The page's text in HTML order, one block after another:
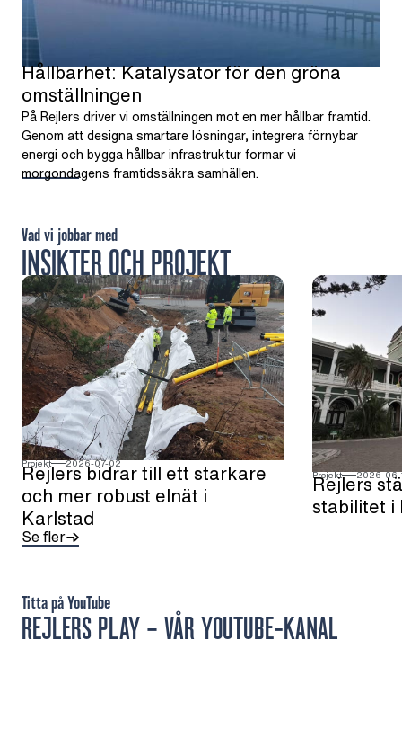
Hållbarhet: Katalysator för den gröna
omställningen
På Rejlers driver vi omställningen mot en mer hållbar framtid.
Genom att designa smartare lösningar, integrera förnybar
energi och bygga hållbar infrastruktur formar vi
morgondagens framtidssäkra samhällen.
INSIKTER OCH PROJEKT
Vad vi jobbar med
Projekt 2026-07-02
Rejlers bidrar till ett starkare
och mer robust elnät i
Karlstad
Projekt 2026-06-
Rejlers
stabilitet i
Se fler
REJLERS PLAY – VÅR YOUTUBE-KANAL
Titta på YouTube